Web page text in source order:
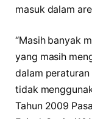
masuk dalam
“Masih banyak
yang masih
dalam
tidak
Tahun 2009